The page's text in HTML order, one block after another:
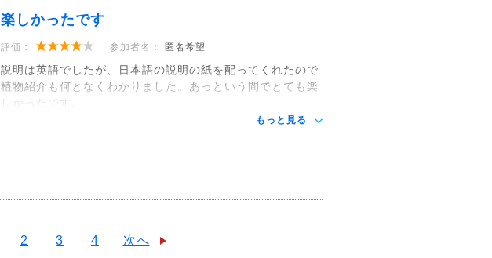
楽しかったです
評価： 参加者名： 匿名希望
説明は英語でしたが、日本語の説明の紙を配ってくれたので
植物紹介も何となくわかりました。あっという間でとても楽
しかったです。
もっと見る
2 3 4 次へ